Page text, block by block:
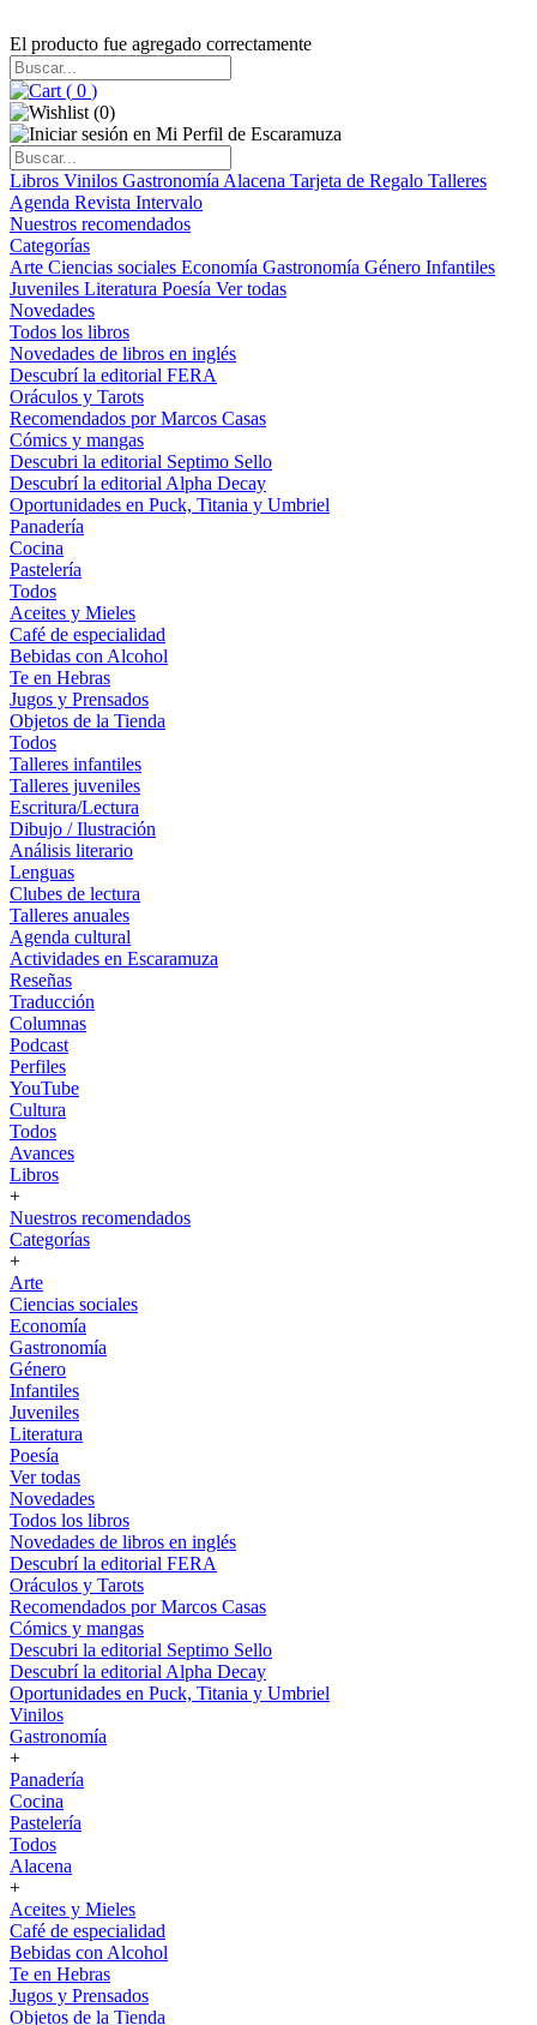
El producto fue agregado correctamente
( 0 )
(0)
Libros Vinilos Gastronomía Alacena Tarjeta de Regalo Talleres
Agenda Revista Intervalo
Nuestros recomendados
Categorías
Arte Ciencias sociales Economía Gastronomía Género Infantiles
Juveniles Literatura Poesía Ver todas
Novedades
Todos los libros
Novedades de libros en inglés
Descubrí la editorial FERA
Oráculos y Tarots
Recomendados por Marcos Casas
Cómics y mangas
Descubri la editorial Septimo Sello
Descubrí la editorial Alpha Decay
Oportunidades en Puck, Titania y Umbriel
Panadería
Cocina
Pastelería
Todos
Aceites y Mieles
Café de especialidad
Bebidas con Alcohol
Te en Hebras
Jugos y Prensados
Objetos de la Tienda
Todos
Talleres infantiles
Talleres juveniles
Escritura/Lectura
Dibujo / Ilustración
Análisis literario
Lenguas
Clubes de lectura
Talleres anuales
Agenda cultural
Actividades en Escaramuza
Reseñas
Traducción
Columnas
Podcast
Perfiles
YouTube
Cultura
Todos
Avances
Libros
+
Nuestros recomendados
Categorías
+
Arte
Ciencias sociales
Economía
Gastronomía
Género
Infantiles
Juveniles
Literatura
Poesía
Ver todas
Novedades
Todos los libros
Novedades de libros en inglés
Descubrí la editorial FERA
Oráculos y Tarots
Recomendados por Marcos Casas
Cómics y mangas
Descubri la editorial Septimo Sello
Descubrí la editorial Alpha Decay
Oportunidades en Puck, Titania y Umbriel
Vinilos
Gastronomía
+
Panadería
Cocina
Pastelería
Todos
Alacena
+
Aceites y Mieles
Café de especialidad
Bebidas con Alcohol
Te en Hebras
Jugos y Prensados
Objetos de la Tienda